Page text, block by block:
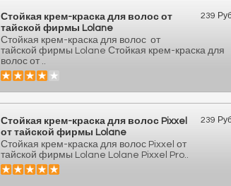
239
Стойкая крем-краска для волос от
тайской фирмы Lolane
Стойкая крем-краска для волос от
тайской фирмы Lolane Стойкая крем-краска для
волос от ..
239
Стойкая крем-краска для волос Pixxel
от тайской фирмы Lolane
Стойкая крем-краска для волос Pixxel от
тайской фирмы Lolane Lolane Pixxel Pro..